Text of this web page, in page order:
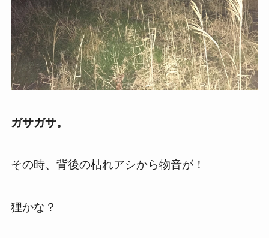
ガサガサ。
その時、背後の枯れアシから物音が！
狸かな？